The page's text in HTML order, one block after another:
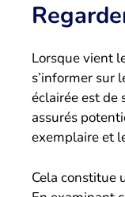
Lorsque vient
s’informer sur
éclairée est de
assurés
exemplaire et
Cela constitue